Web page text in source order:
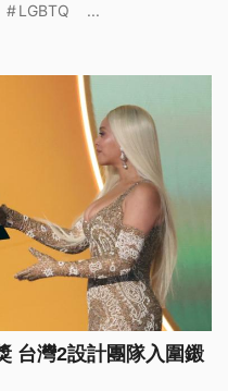
非裔女歌手多琪。
LGBTQ ...
台灣2設計團隊入圍鎩